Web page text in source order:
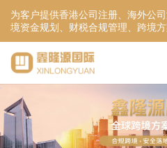
为客户提供香港公司注册、海外公
境资金规划、财税合规管理、跨境
服务！